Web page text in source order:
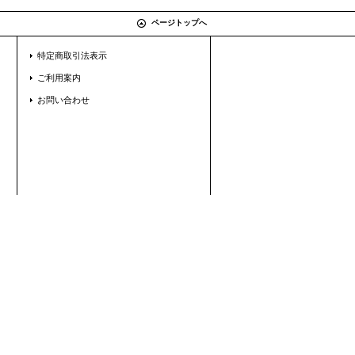
ページトップへ
特定商取引法表示
ご利用案内
お問い合わせ